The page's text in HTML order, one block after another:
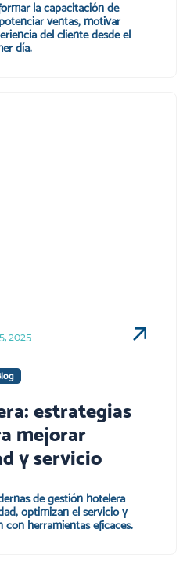
la capacitación de
ventas, motivar
del cliente desde el
día.
2025
estrategias
mejorar
y servicio
de gestión hotelera
optimizan el servicio y
herramientas eficaces.